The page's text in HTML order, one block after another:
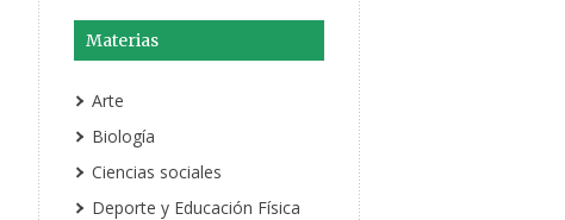
Materias
Arte
Biología
Ciencias sociales
Deporte y Educación Física